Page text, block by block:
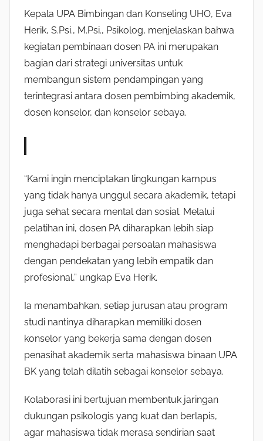
Kepala UPA Bimbingan dan Konseling UHO, Eva
Herik, S.Psi., M.Psi., Psikolog, menjelaskan bahwa
kegiatan pembinaan dosen PA ini merupakan
bagian dari strategi universitas untuk
membangun sistem pendampingan yang
terintegrasi antara dosen pembimbing akademik,
dosen konselor, dan konselor sebaya.
“Kami ingin menciptakan lingkungan kampus
yang tidak hanya unggul secara akademik, tetapi
juga sehat secara mental dan sosial. Melalui
pelatihan ini, dosen PA diharapkan lebih siap
menghadapi berbagai persoalan mahasiswa
dengan pendekatan yang lebih empatik dan
profesional,” ungkap Eva Herik.
Ia menambahkan, setiap jurusan atau program
studi nantinya diharapkan memiliki dosen
konselor yang bekerja sama dengan dosen
penasihat akademik serta mahasiswa binaan UPA
BK yang telah dilatih sebagai konselor sebaya.
Kolaborasi ini bertujuan membentuk jaringan
dukungan psikologis yang kuat dan berlapis,
agar mahasiswa tidak merasa sendirian saat